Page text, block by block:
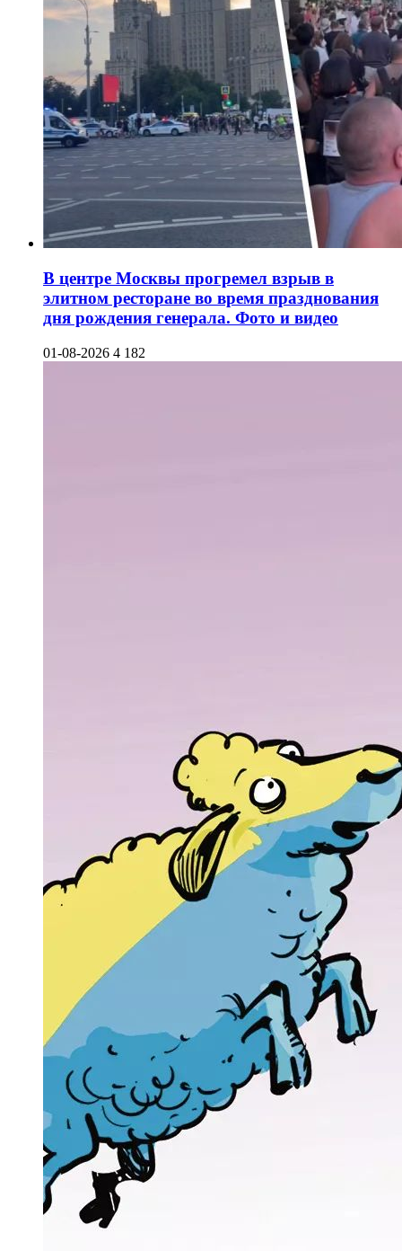
В центре Москвы прогремел взрыв в
элитном ресторане во время празднования
дня рождения генерала. Фото и видео
01-08-2026 4 182